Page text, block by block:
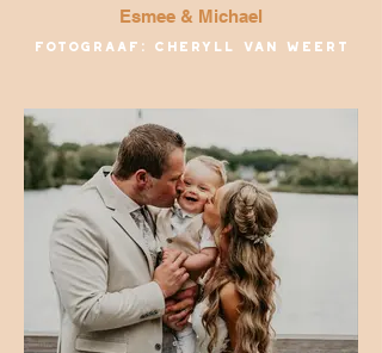
Esmee & Michael
Fotograaf: Cheryll van Weert